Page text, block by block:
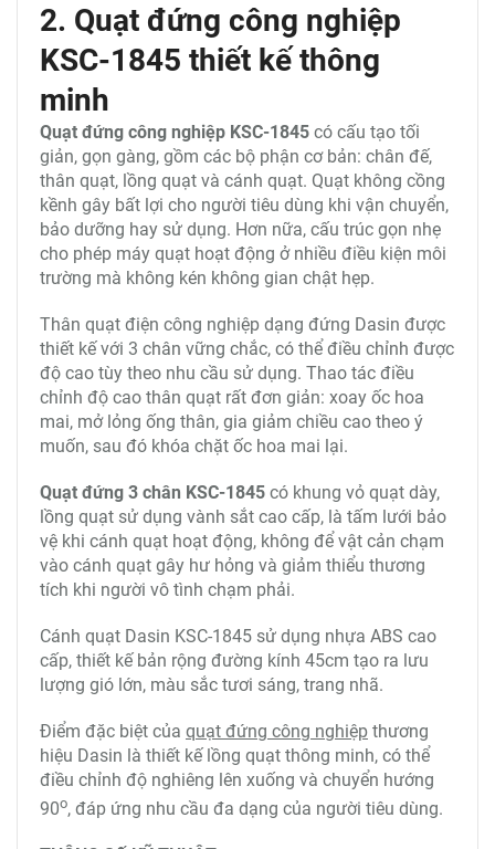
2. Quạt đứng công nghiệp
KSC-1845 thiết kế thông
minh
Quạt đứng công nghiệp KSC-1845 có cấu tạo tối
giản, gọn gàng, gồm các bộ phận cơ bản: chân đế,
thân quạt, lồng quạt và cánh quạt. Quạt không cồng
kềnh gây bất lợi cho người tiêu dùng khi vận chuyển,
bảo dưỡng hay sử dụng. Hơn nữa, cấu trúc gọn nhẹ
cho phép máy quạt hoạt động ở nhiều điều kiện môi
trường mà không kén không gian chật hẹp.
Thân quạt điện công nghiệp dạng đứng Dasin được
thiết kế với 3 chân vững chắc, có thể điều chỉnh được
độ cao tùy theo nhu cầu sử dụng. Thao tác điều
chỉnh độ cao thân quạt rất đơn giản: xoay ốc hoa
mai, mở lỏng ống thân, gia giảm chiều cao theo ý
muốn, sau đó khóa chặt ốc hoa mai lại.
Quạt đứng 3 chân KSC-1845 có khung vỏ quạt dày,
lồng quạt sử dụng vành sắt cao cấp, là tấm lưới bảo
vệ khi cánh quạt hoạt động, không để vật cản chạm
vào cánh quạt gây hư hỏng và giảm thiểu thương
tích khi người vô tình chạm phải.
Cánh quạt Dasin KSC-1845 sử dụng nhựa ABS cao
cấp, thiết kế bản rộng đường kính 45cm tạo ra lưu
lượng gió lớn, màu sắc tươi sáng, trang nhã.
Điểm đặc biệt của quạt đứng công nghiệp thương
hiệu Dasin là thiết kế lồng quạt thông minh, có thể
điều chỉnh độ nghiêng lên xuống và chuyển hướng
90o, đáp ứng nhu cầu đa dạng của người tiêu dùng.